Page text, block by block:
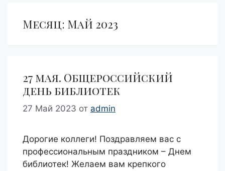
Месяц: Май 2023
27 мая. Общероссийский
день библиотек
27 Май 2023 от admin
Дорогие коллеги! Поздравляем вас с
профессиональным праздником – Днем
библиотек! Желаем вам крепкого